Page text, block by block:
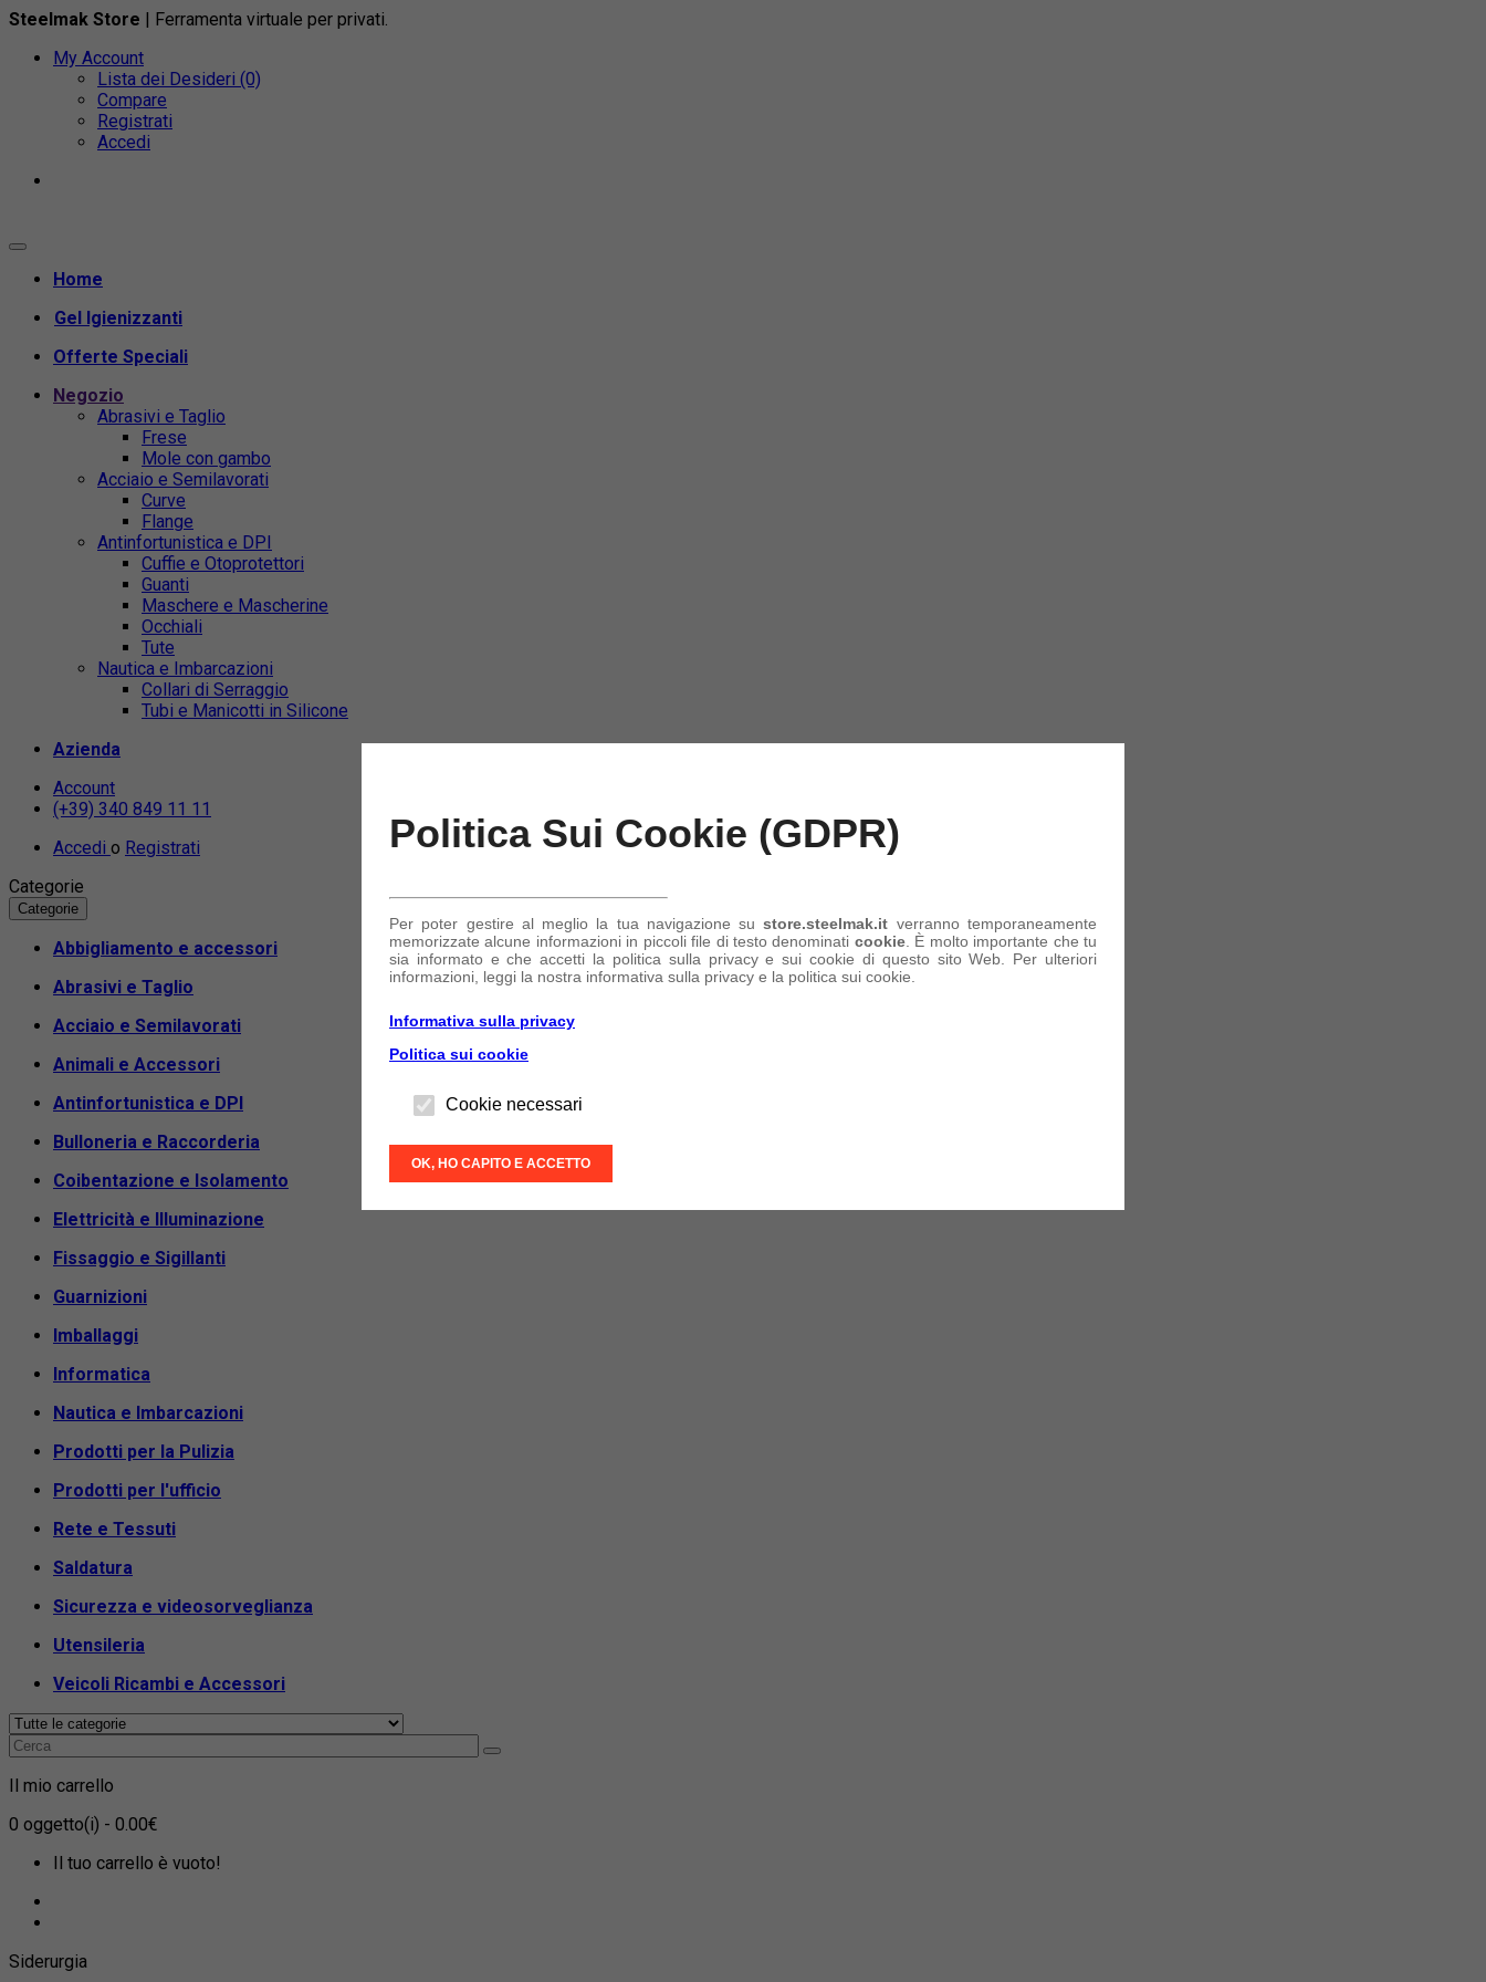
Steelmak Store | Ferramenta virtuale per privati.
My Account
Lista dei Desideri (0)
Compare
Registrati
Accedi
Home
Gel Igienizzanti
Offerte Speciali
Negozio
Abrasivi e Taglio
Frese
Mole con gambo
Acciaio e Semilavorati
Curve
Flange
Antinfortunistica e DPI
Cuffie e Otoprotettori
Guanti
Maschere e Mascherine
Occhiali
Tute
Nautica e Imbarcazioni
Collari di Serraggio
Tubi e Manicotti in Silicone
Azienda
Account
(+39) 340 849 11 11
Accedi o Registrati
Categorie
Categorie
Abbigliamento e accessori
Abrasivi e Taglio
Acciaio e Semilavorati
Animali e Accessori
Antinfortunistica e DPI
Bulloneria e Raccorderia
Coibentazione e Isolamento
Elettricità e Illuminazione
Fissaggio e Sigillanti
Guarnizioni
Imballaggi
Informatica
Nautica e Imbarcazioni
Prodotti per la Pulizia
Prodotti per l'ufficio
Rete e Tessuti
Saldatura
Sicurezza e videosorveglianza
Utensileria
Veicoli Ricambi e Accessori
Il mio carrello
0 oggetto(i) - 0.00€
Il tuo carrello è vuoto!
Siderurgia
Politica Sui Cookie (GDPR)
Per poter gestire al meglio la tua navigazione sustore.steelmak.it verranno temporaneamente
memorizzate alcune informazioni in piccoli file di testo denominati cookie. È molto importante che tu
sia informato e che accetti la politica sulla privacy e sui cookie di questo sito Web. Per ulteriori
informazioni, leggi la nostra informativa sulla privacy e la politica sui cookie.
Informativa sulla privacy
Politica sui cookie
Cookie necessari
OK, HO CAPITO E ACCETTO